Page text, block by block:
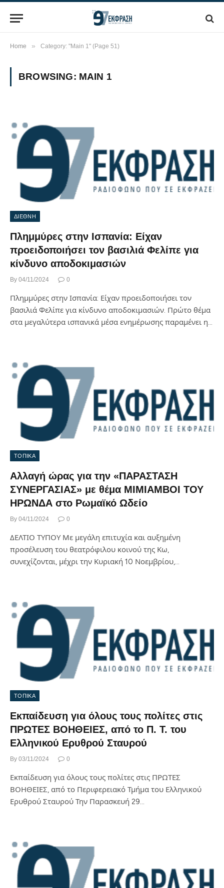
Home » Category: "Main 1" (Page 51)
BROWSING: MAIN 1
ΔΙΕΘΝΗ
Πλημμύρες στην Ισπανία: Είχαν
προειδοποιήσει τον βασιλιά Φελίπε για
κίνδυνο αποδοκιμασιών
By 04/11/2024 0
Πλημμύρες στην Ισπανία: Είχαν προειδοποιήσει τον
βασιλιά Φελίπε για κίνδυνο αποδοκιμασιών. Πρώτο θέμα
στα μεγαλύτερα ισπανικά μέσα ενημέρωσης παραμένει η…
ΤΟΠΙΚΑ
Αλλαγή ώρας για την «ΠΑΡΑΣΤΑΣΗ
ΣΥΝΕΡΓΑΣΙΑΣ» με θέμα ΜΙΜΙΑΜΒΟΙ ΤΟΥ
ΗΡΩΝΔΑ στο Ρωμαϊκό Ωδείο
By 04/11/2024 0
ΔΕΛΤΙΟ ΤΥΠΟΥ Με μεγάλη επιτυχία και αυξημένη
προσέλευση του θεατρόφιλου κοινού της Κω,
συνεχίζονται, μέχρι την Κυριακή 10 Νοεμβρίου,…
ΤΟΠΙΚΑ
Εκπαίδευση για όλους τους πολίτες στις
ΠΡΩΤΕΣ ΒΟΗΘΕΙΕΣ, από το Π. Τ. του
Ελληνικού Ερυθρού Σταυρού
By 03/11/2024 0
Εκπαίδευση για όλους τους πολίτες στις ΠΡΩΤΕΣ
ΒΟΗΘΕΙΕΣ, από το Περιφερειακό Τμήμα του Ελληνικού
Ερυθρού Σταυρού Την Παρασκευή 29…